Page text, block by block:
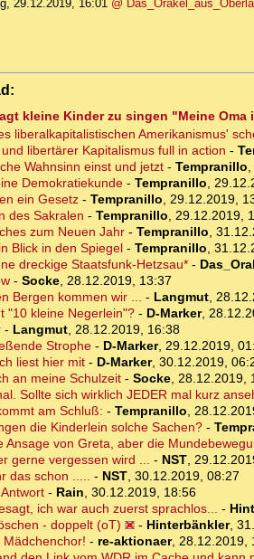
29.12.2019, 16:01 @
kleine Kinder zu singen "Meine Oma
liberalkapitalistischen Amerikanismus'
libertärer Kapitalismus full in action -
Wahnsinn einst und jetzt- Tempranillo
Demokratiekunde- Tempranillo
ein Gesetz- Tempranillo
29.12.2019,
des Sakralen - Tempranillo
29.12.2019,
zum Neuen Jahr- Tempranillo
Blick in den Spiegel- Tempranillo
dreckige Staatsfunk-Hetzsau*-
- Socke, 28.12.2019, 13:37
Bergen kommen wir ...
- Langmut,
"10 kleine Negerlein"?- D-Marker,
- Langmut, 28.12.2019, 16:38
Strophe- D-Marker, 29.12.2019,
liest hier mit- D-Marker, 30.12.2019,
an meine Schulzeit- Socke, 28.12.2019,
Sollte sich wirklich JEDER mal kurz
am Schluß: - Tempranillo
die Kinderlein solche Sachen?-
Ansage von Greta, aber die
gerne vergessen wird ...
- NST,
das schon .....
- NST, 30.12.2019, 08:27
- Rain 30.12.2019, 18:56
ich war auch zuerst sprachlos...
-
- doppelt (oT)
- Hinterbänkler,
- re-aktionaer, 28.12.2019,